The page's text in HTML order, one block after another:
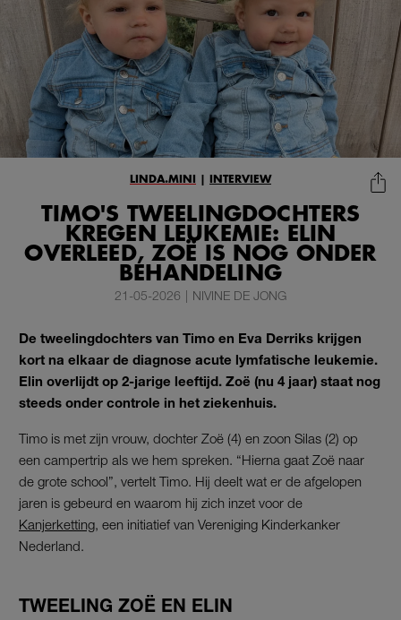
TIMO'S TWEELINGDOCHTERS
KREGEN LEUKEMIE: ELIN
OVERLEED, ZOË IS NOG ONDER
BEHANDELING
LINDA.MINI INTERVIEW
21-05-2026 | NIVINE DE JONG
De tweelingdochters van Timo en Eva Derriks krijgen
kort na elkaar de diagnose acute lymfatische leukemie.
Elin overlijdt op 2-jarige leeftijd. Zoë (nu 4 jaar) staat nog
steeds onder controle in het ziekenhuis.
Timo is met zijn vrouw, dochter Zoë (4) en zoon Silas (2) op
een campertrip als we hem spreken. “Hierna gaat Zoë naar
de grote school”, vertelt Timo. Hij deelt wat er de afgelopen
jaren is gebeurd en waarom hij zich inzet voor de
Kanjerketting, een initiatief van Vereniging Kinderkanker
Nederland.
TWEELING ZOË EN ELIN